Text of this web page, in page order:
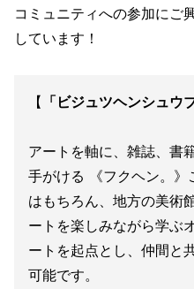
コミュニティへの参加にご
しています！
【 「ビジュツヘンシュウ
アートを軸に、雑誌、書
手がける 《フクヘン。
はもちろん、地方の美術
ートを楽しみながら学ぶ
ートを起点とし、仲間と
可能です。